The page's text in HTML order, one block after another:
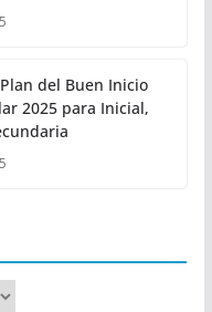
del Buen Inicio
2025 para Inicial,